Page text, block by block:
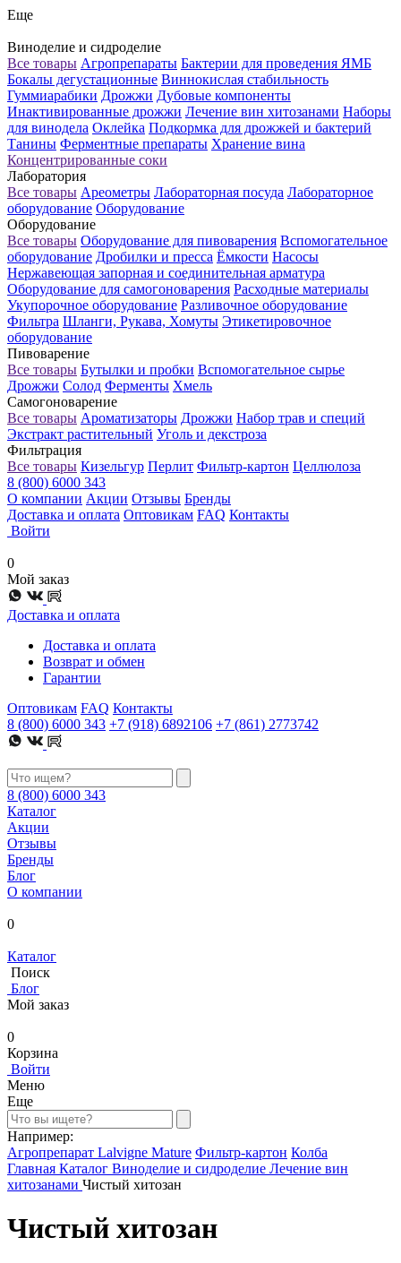
Еще
Виноделие и сидроделие
Все товары Агропрепараты Бактерии для проведения ЯМБ
Бокалы дегустационные Виннокислая стабильность
Гуммиарабики Дрожжи Дубовые компоненты
Инактивированные дрожжи Лечение вин хитозанами Наборы
для винодела Оклейка Подкормка для дрожжей и бактерий
Танины Ферментные препараты Хранение вина
Концентрированные соки
Лаборатория
Все товары Ареометры Лабораторная посуда Лабораторное
оборудование Оборудование
Оборудование
Все товары Оборудование для пивоварения Вспомогательное
оборудование Дробилки и пресса Ёмкости Насосы
Нержавеющая запорная и соединительная арматура
Оборудование для самогоноварения Расходные материалы
Укупорочное оборудование Разливочное оборудование
Фильтра Шланги, Рукава, Хомуты Этикетировочное
оборудование
Пивоварение
Все товары Бутылки и пробки Вспомогательное сырье
Дрожжи Солод Ферменты Хмель
Самогоноварение
Все товары Ароматизаторы Дрожжи Набор трав и специй
Экстракт растительный Уголь и декстроза
Фильтрация
Все товары Кизельгур Перлит Фильтр-картон Целлюлоза
8 (800) 6000 343
О компании Акции Отзывы Бренды
Доставка и оплата Оптовикам FAQ Контакты
Войти
0
Мой заказ
Доставка и оплата
Доставка и оплата
Возврат и обмен
Гарантии
Оптовикам FAQ Контакты
8 (800) 6000 343 +7 (918) 6892106 +7 (861) 2773742
8 (800) 6000 343
Каталог
Акции
Отзывы
Бренды
Блог
О компании
0
Каталог
Поиск
Блог
Мой заказ
0
Корзина
Войти
Меню
Еще
Например:
Агропрепарат Lalvigne Mature Фильтр-картон Колба
Главная Каталог Виноделие и сидроделие Лечение вин
хитозанами Чистый хитозан
Чистый хитозан